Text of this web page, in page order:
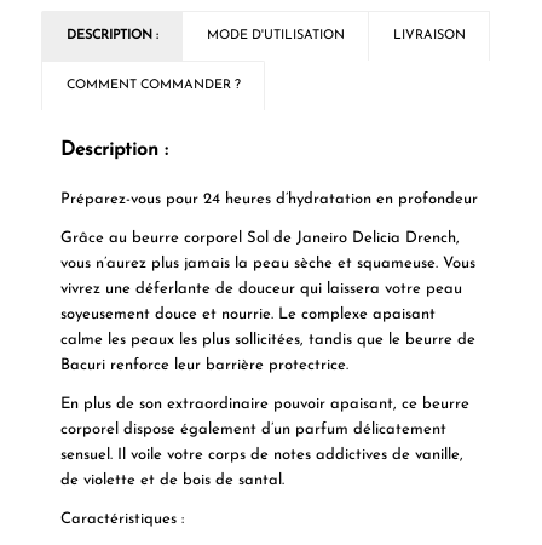
DESCRIPTION : MODE D'UTILISATION LIVRAISON
COMMENT COMMANDER ?
Description :
Préparez-vous pour 24 heures d’hydratation en profondeur
Grâce au beurre corporel Sol de Janeiro Delicia Drench,
vous n’aurez plus jamais la peau sèche et squameuse. Vous
vivrez une déferlante de douceur qui laissera votre peau
soyeusement douce et nourrie. Le complexe apaisant
calme les peaux les plus sollicitées, tandis que le beurre de
Bacuri renforce leur barrière protectrice.
En plus de son extraordinaire pouvoir apaisant, ce beurre
corporel dispose également d’un parfum délicatement
sensuel. Il voile votre corps de notes addictives de vanille,
de violette et de bois de santal.
Caractéristiques :